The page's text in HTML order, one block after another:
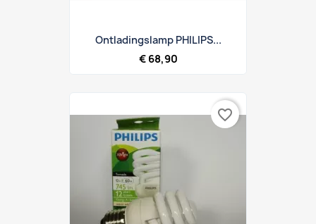
Ontladingslamp PHILIPS...
€ 68,90
favorite_border